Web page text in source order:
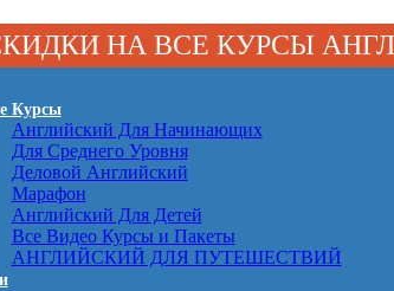
СКИДКИ НА ВСЕ КУРСЫ
Курсы
Английский Для Начинающих
Для Среднего Уровня
Деловой Английский
Марафон
Английский Для Детей
Все Видео Курсы и Пакеты
АНГЛИЙСКИЙ ДЛЯ ПУТЕШЕСТВИЙ